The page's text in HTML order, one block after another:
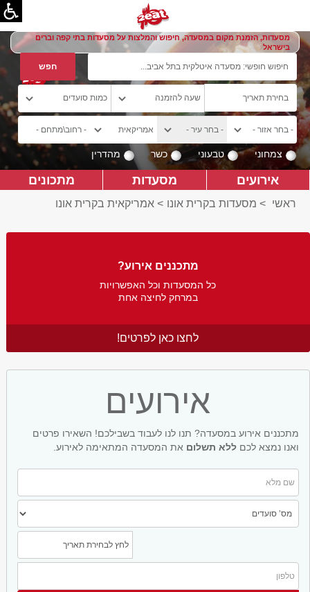
מסעדות, הזמנת מקום במסעדה, חיפוש והמלצות על מסעדות בתי קפה וברים
בישראל
צמחוני טבעוני כשר מהדרין
אירועים מסעדות מתכונים
ראשי > מסעדות בקרית אונו > אמריקאית בקרית אונו
מתכננים אירוע?
כל המסעדות וכל האפשרויות
במרחק לחיצה אחת
לחצו כאן לפרטים!
אירועים
מתכננים אירוע במסעדה? תנו לנו לעבוד בשבילכם! השאירו פרטים
ואנו נמצא לכם ללא תשלום את המסעדה המתאימה לאירוע.